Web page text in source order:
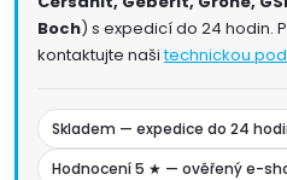
Boch) s expedicí do 24 hodin.
kontaktujte našitechnickou
Skladem — expedice do 24
Hodnocení 5 ★ — ověřený e-